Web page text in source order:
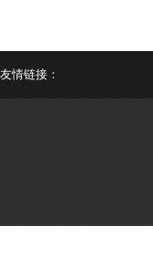
友情链接：